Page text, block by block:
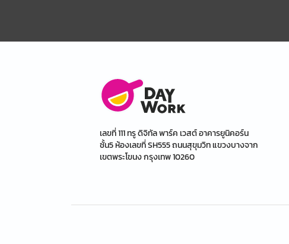
เลขที่ 111 ทรู ดิจิทัล พาร์ค เวสต์ อาคารยูนิคอร์น
ชั้น5 ห้องเลขที่ SH555 ถนนสุขุมวิท แขวงบางจาก
เขตพระโขนง กรุงเทพ 10260